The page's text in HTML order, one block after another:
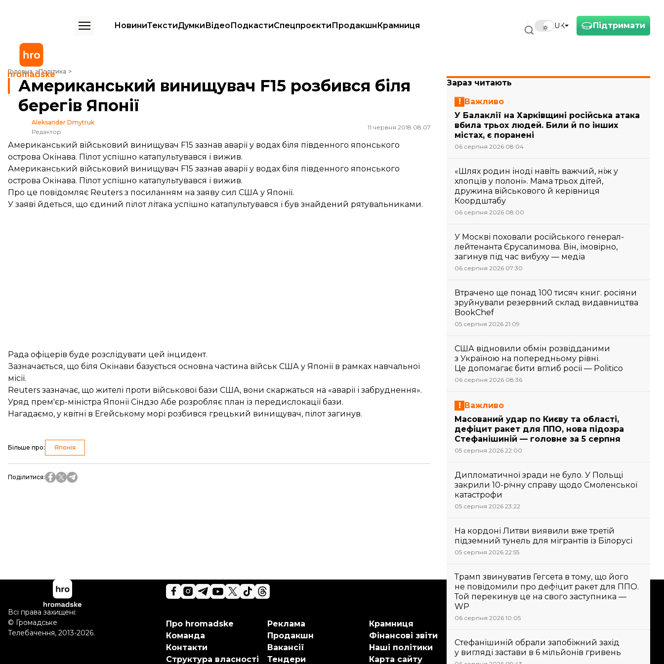
Підтримати
UK
НовиниТекстиДумкиВідеоПодкастиСпецпроєктиПродакшнКрамниця
Головна Політика
Американський винищувач F15 розбився біля берегів Японії
Американський винищувач F15 розбився біля
берегів Японії
Aleksander Dmytruk
Редактор
11 червня 2018 08:07
Американський військовий винищувач F15 зазнав аварії у водах біля південного японського
острова Окінава. Пілот успішно катапультувався і вижив.
Американський військовий винищувач F15 зазнав аварії у водах біля південного японського
острова Окінава. Пілот успішно катапультувався і вижив.
Про це повідомляє Reuters з посиланням на заяву сил США у Японії.
У заяві йдеться, що єдиний пілот літака успішно катапультувався і був знайдений рятувальниками.
Рада офіцерів буде розслідувати цей інцидент.
Зазначається, що біля Окінави базується основна частина військ США у Японії в рамках навчальної
місії.
Reuters зазначає, що жителі проти військової бази США, вони скаржаться на «аварії і забруднення».
Уряд прем'єр-міністра Японії Сіндзо Абе розробляє план із передислокації бази.
Нагадаємо, у квітні в Егейському морі розбився грецький винищувач, пілот загинув.
Більше про: Японія
Поділитися:
Зараз читають
Важливо
У Балаклії на Харківщині російська атака
вбила трьох людей. Били й по інших
містах, є поранені
06 серпня 2026 08:04
«Шлях родин іноді навіть важчий, ніж у
хлопців у полоні». Мама трьох дітей,
дружина військового й керівниця
Коордштабу
06 серпня 2026 08:00
У Москві поховали російського генерал-
лейтенанта Єрусалимова. Він, імовірно,
загинув під час вибуху — медіа
06 серпня 2026 07:30
Втрачено ще понад 100 тисяч книг. росіяни
зруйнували резервний склад видавництва
BookChef
05 серпня 2026 21:09
США відновили обмін розвідданими
з Україною на попередньому рівні.
Це допомагає бити вглиб росії — Politico
06 серпня 2026 08:36
Важливо
Масований удар по Києву та області,
дефіцит ракет для ППО, нова підозра
Стефанішиній — головне за 5 серпня
05 серпня 2026 22:00
Дипломатичної зради не було. У Польщі
закрили 10-річну справу щодо Смоленської
катастрофи
05 серпня 2026 23:22
На кордоні Литви виявили вже третій
підземний тунель для мігрантів із Білорусі
05 серпня 2026 22:55
Трамп звинуватив Гегсета в тому, що його
не повідомили про дефіцит ракет для ППО.
Той перекинув це на свого заступника —
WP
06 серпня 2026 10:05
Стефанішиній обрали запобіжний захід
у вигляді застави в 6 мільйонів гривень
Підтримати
завдяки тобі. Будь нашим
Про hromadske
Команда
Контакти
Структура власності
Реклама
Продакшн
Вакансії
Тендери
Крамниця
Фінансові звіти
Наші політики
Карта сайту
Всі права захищені:
© Громадське
Телебачення, 2013-2026.